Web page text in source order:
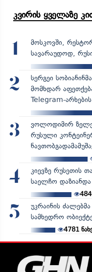
კვირის ყველაზე
1
მოსკოვში,
სავარაუდოდ,
2
სერგეი
მომხდარ
Telegram-
3
ვოლოდიმირ
რუსული
4
კიევზე რუსეთის
საელჩო დაზიანდა
5
უკრაინის
სამხედრო
4781